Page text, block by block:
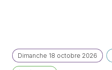
Dimanche 18 octobre 2026